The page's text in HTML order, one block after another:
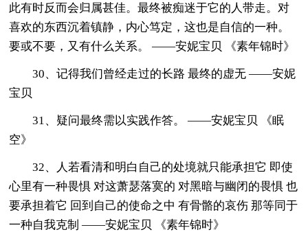
此有时反而会归属甚佳。最终被痴迷于它的人带走。对
喜欢的东西沉着镇静，内心笃定，这也是自信的一种。
要或不要，又有什么关系。 ——安妮宝贝 《素年锦时》
30、记得我们曾经走过的长路 最终的虚无 ——安妮
宝贝
31、疑问最终需以实践作答。 ——安妮宝贝 《眠
空》
32、人若看清和明白自己的处境就只能承担它 即使
心里有一种畏惧 对这萧瑟落寞的 对黑暗与幽闭的畏惧 也
要承担着它 回到自己的使命之中 有骨骼的哀伤 那等同于
一种自我克制 ——安妮宝贝 《素年锦时》